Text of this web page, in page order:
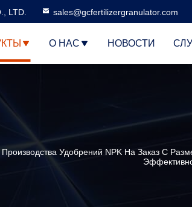
LTD. sales@gcfertilizergranulator.com
О НАС НОВОСТИ
Удобрений NPK На Заказ С